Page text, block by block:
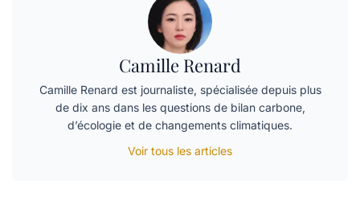
Camille Renard
Camille Renard est journaliste, spécialisée depuis plus
de dix ans dans les questions de bilan carbone,
d’écologie et de changements climatiques.
Voir tous les articles